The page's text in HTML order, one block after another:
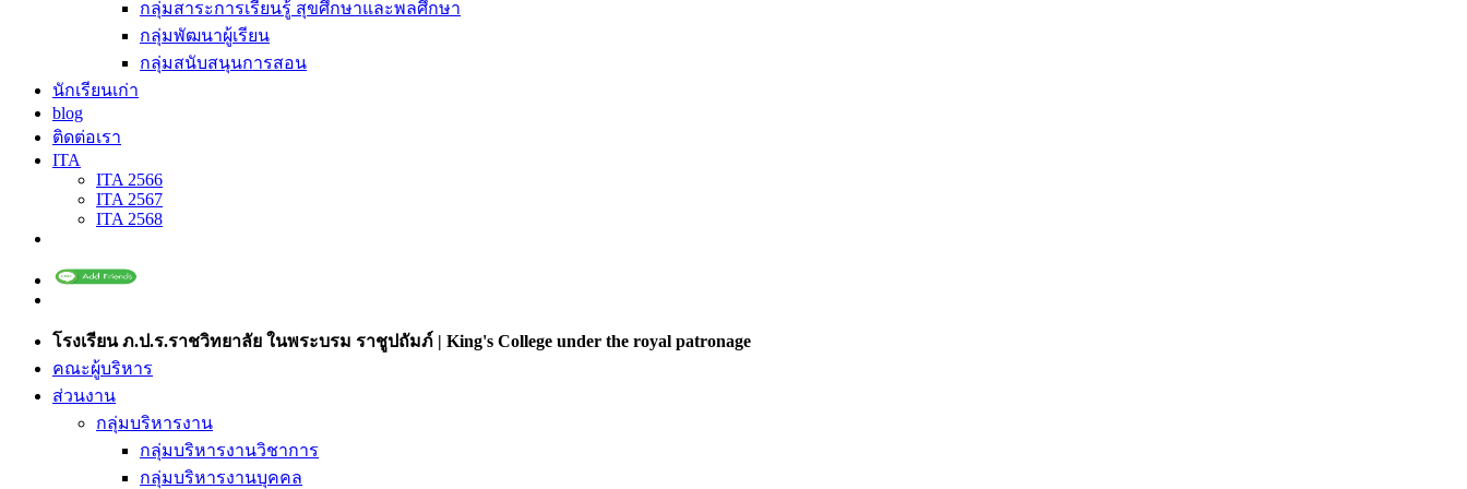
กลุ่มสาระการเรียนรู้ สุขศึกษาและพลศึกษา
กลุ่มพัฒนาผู้เรียน
กลุ่มสนับสนุนการสอน
นักเรียนเก่า
blog
ติดต่อเรา
ITA
ITA 2566
ITA 2567
ITA 2568
โรงเรียน ภ.ป.ร.ราชวิทยาลัย ในพระบรม ราชูปถัมภ์ | King's College under the royal patronage
คณะผู้บริหาร
ส่วนงาน
กลุ่มบริหารงาน
กลุ่มบริหารงานวิชาการ
กลุ่มบริหารงานบุคคล